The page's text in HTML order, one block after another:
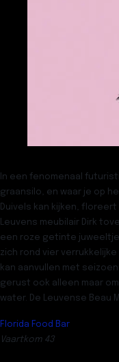
In een fenomenaal
graansilo, en waar je op
Duivels kan kijken, floreert
Leuvens meubilair Dirk
een roze getinte
zich rond vier
kan aanvullen met
gerust ook alleen maar
water. De Leuvense Beau
Florida Food Bar
Vaartkom 43